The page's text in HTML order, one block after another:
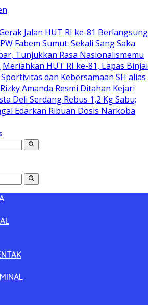
Jalan HUT RI ke-81 Berlangsung
Fabem Sumut: Sekali Sang Saka
Tunjukkan Rasa Nasionalismemu
Meriahkan HUT RI ke-81, Lapas Binjai
dan Kebersamaan SH alias
Amanda Resmi Ditahan Kejari
Deli Serdang Rebus 1,2 Kg Sabu;
Edarkan Ribuan Dosis Narkoba